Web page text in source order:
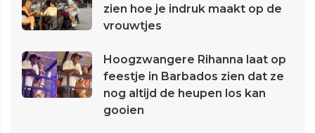
zien hoe je indruk maakt op de
vrouwtjes
Hoogzwangere Rihanna laat op
feestje in Barbados zien dat ze
nog altijd de heupen los kan
gooien